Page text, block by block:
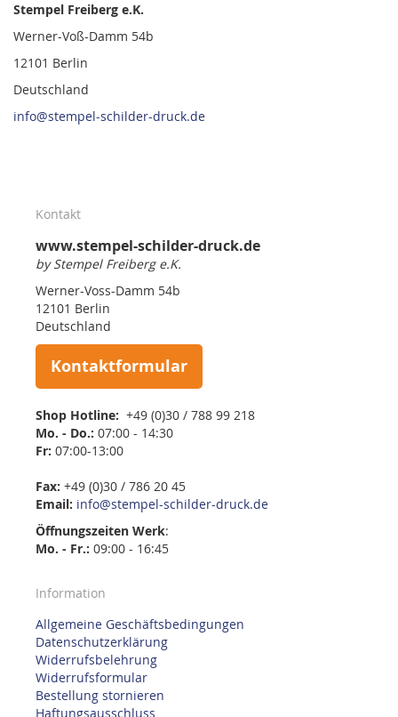
Stempel Freiberg e.K.
Werner-Voß-Damm 54b
12101 Berlin
Deutschland
info@stempel-schilder-druck.de
Kontakt
www.stempel-schilder-druck.de
by Stempel Freiberg e.K.
Werner-Voss-Damm 54b
12101 Berlin
Deutschland
Kontaktformular
Shop Hotline: +49 (0)30 / 788 99 218
Mo. - Do.: 07:00 - 14:30
Fr: 07:00-13:00
Fax: +49 (0)30 / 786 20 45
Email: info@stempel-schilder-druck.de
Öffnungszeiten Werk:
Mo. - Fr.: 09:00 - 16:45
Information
Allgemeine Geschäftsbedingungen
Datenschutzerklärung
Widerrufsbelehrung
Widerrufsformular
Bestellung stornieren
Haftungsausschluss